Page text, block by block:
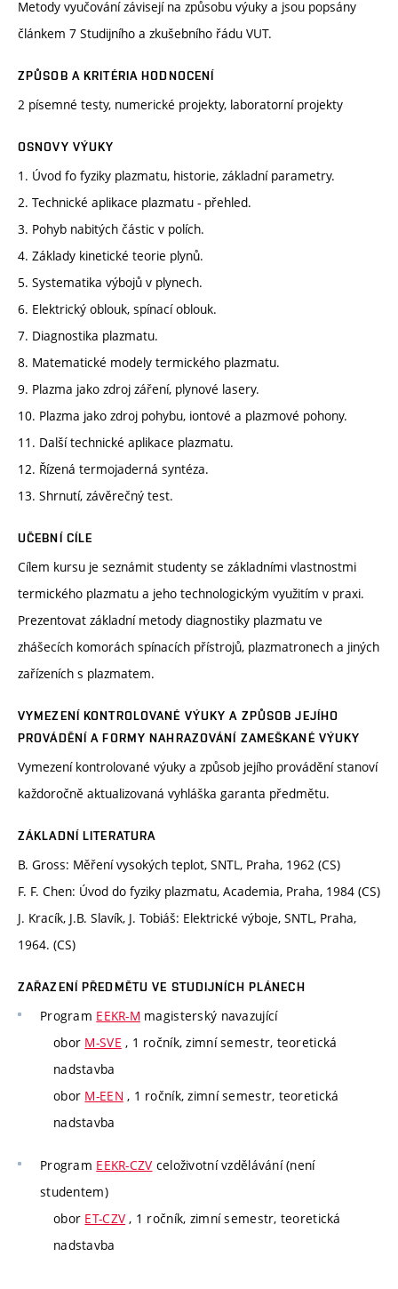
Metody vyučování závisejí na způsobu výuky a jsou popsány
článkem 7 Studijního a zkušebního řádu VUT.
ZPŮSOB A KRITÉRIA HODNOCENÍ
2 písemné testy, numerické projekty, laboratorní projekty
OSNOVY VÝUKY
1. Úvod fo fyziky plazmatu, historie, základní parametry.
2. Technické aplikace plazmatu - přehled.
3. Pohyb nabitých částic v polích.
4. Základy kinetické teorie plynů.
5. Systematika výbojů v plynech.
6. Elektrický oblouk, spínací oblouk.
7. Diagnostika plazmatu.
8. Matematické modely termického plazmatu.
9. Plazma jako zdroj záření, plynové lasery.
10. Plazma jako zdroj pohybu, iontové a plazmové pohony.
11. Další technické aplikace plazmatu.
12. Řízená termojaderná syntéza.
13. Shrnutí, závěrečný test.
UČEBNÍ CÍLE
Cílem kursu je seznámit studenty se základními vlastnostmi
termického plazmatu a jeho technologickým využitím v praxi.
Prezentovat základní metody diagnostiky plazmatu ve
zhášecích komorách spínacích přístrojů, plazmatronech a jiných
zařízeních s plazmatem.
VYMEZENÍ KONTROLOVANÉ VÝUKY A ZPŮSOB JEJÍHO
PROVÁDĚNÍ A FORMY NAHRAZOVÁNÍ ZAMEŠKANÉ VÝUKY
Vymezení kontrolované výuky a způsob jejího provádění stanoví
každoročně aktualizovaná vyhláška garanta předmětu.
ZÁKLADNÍ LITERATURA
B. Gross: Měření vysokých teplot, SNTL, Praha, 1962 (CS)
F. F. Chen: Úvod do fyziky plazmatu, Academia, Praha, 1984 (CS)
J. Kracík, J.B. Slavík, J. Tobiáš: Elektrické výboje, SNTL, Praha,
1964. (CS)
ZAŘAZENÍ PŘEDMĚTU VE STUDIJNÍCH PLÁNECH
Program EEKR-M magisterský navazující
obor M-SVE , 1 ročník, zimní semestr, teoretická
nadstavba
obor M-EEN , 1 ročník, zimní semestr, teoretická
nadstavba
Program EEKR-CZV celoživotní vzdělávání (není
studentem)
obor ET-CZV , 1 ročník, zimní semestr, teoretická
nadstavba